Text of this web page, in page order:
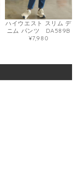
ハイウエスト スリム デ
ニム パンツ DA589B
¥7,980